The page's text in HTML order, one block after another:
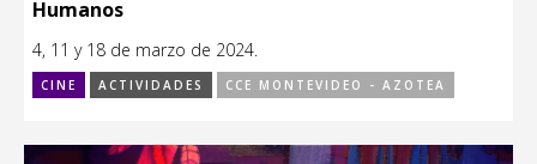
Humanos
4, 11 y 18 de marzo de 2024.
CINE ACTIVIDADES CCE MONTEVIDEO - AZOTEA